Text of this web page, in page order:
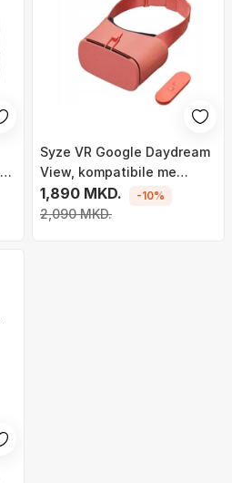
Syze VR Google Daydream
View, kompatibile me
Daydream, Coral
1,890 MKD.
2,090 MKD.
-10%